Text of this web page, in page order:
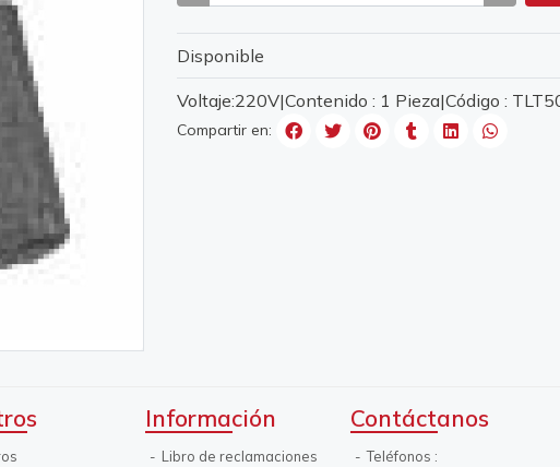
Disponible
Voltaje:220V|Contenido : 1 Pieza|Código :
Compartir en:
Información
Libro de reclamaciones
Contáctanos
Teléfonos